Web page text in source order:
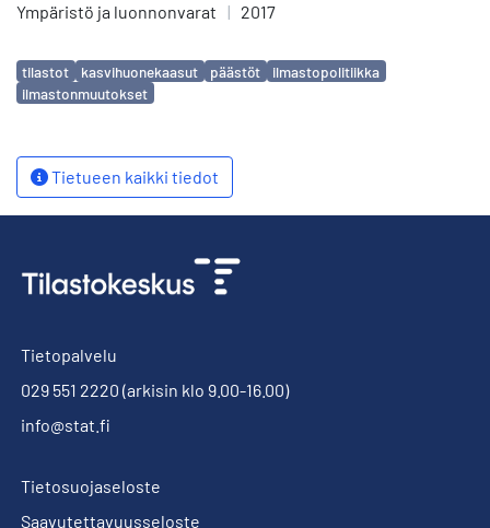
Ympäristö ja luonnonvarat | 2017
Avainsanat
tilastot kasvihuonekaasut päästöt
ilmastopolitiikka
ilmastonmuutokset
Tietueen kaikki tiedot
Tietopalvelu
029 551 2220 (arkisin klo 9.00-16.00)
info@stat.fi
Tietosuojaseloste
Saavutettavuusseloste